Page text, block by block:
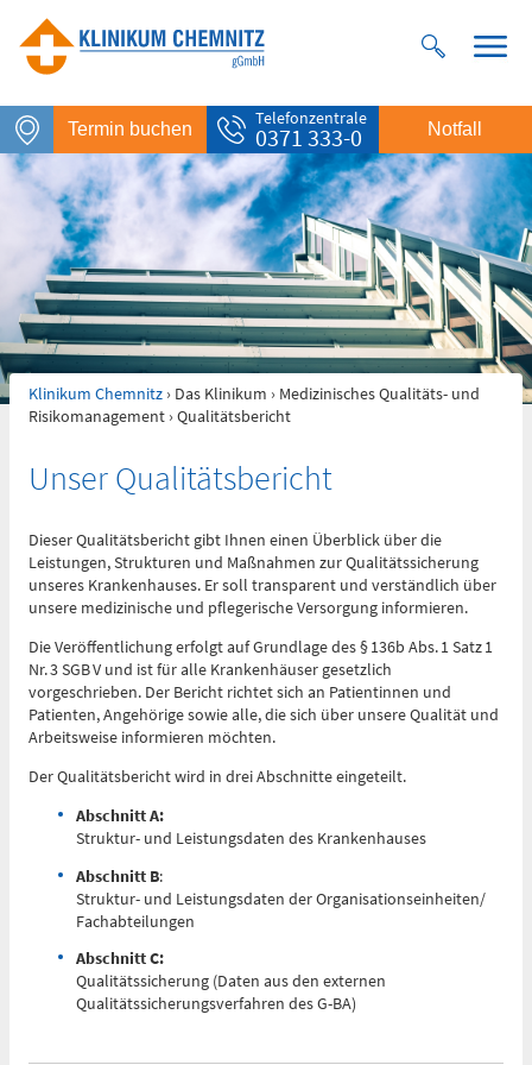
Termin buchen
Telefonzentrale
0371 333-0 Notfall
Notfall
112
0361 730730
Ärztlicher Bereitschaftsdienst
Psychiatrische Notfallaufnahme
Dresdner Straße 178
0371 - 333 12600
(Haus 2)
Für Kinder:
0371 - 333 12200
(Haus 8)
Klinikum Chemnitz › Das Klinikum › Medizinisches Qualitäts- und
Risikomanagement › Qualitätsbericht
Unser Qualitätsbericht
Dieser Qualitätsbericht gibt Ihnen einen Überblick über die
Leistungen, Strukturen und Maßnahmen zur Qualitätssicherung
unseres Krankenhauses. Er soll transparent und verständlich über
unsere medizinische und pflegerische Versorgung informieren.
Die Veröffentlichung erfolgt auf Grundlage des § 136b Abs. 1 Satz 1
Nr. 3 SGB V und ist für alle Krankenhäuser gesetzlich
vorgeschrieben. Der Bericht richtet sich an Patientinnen und
Patienten, Angehörige sowie alle, die sich über unsere Qualität und
Arbeitsweise informieren möchten.
Der Qualitätsbericht wird in drei Abschnitte eingeteilt.
Abschnitt A:
Struktur- und Leistungsdaten des Krankenhauses
Abschnitt B:
Struktur- und Leistungsdaten der Organisationseinheiten/
Fachabteilungen
Abschnitt C:
Qualitätssicherung (Daten aus den externen
Qualitätssicherungsverfahren des G-BA)